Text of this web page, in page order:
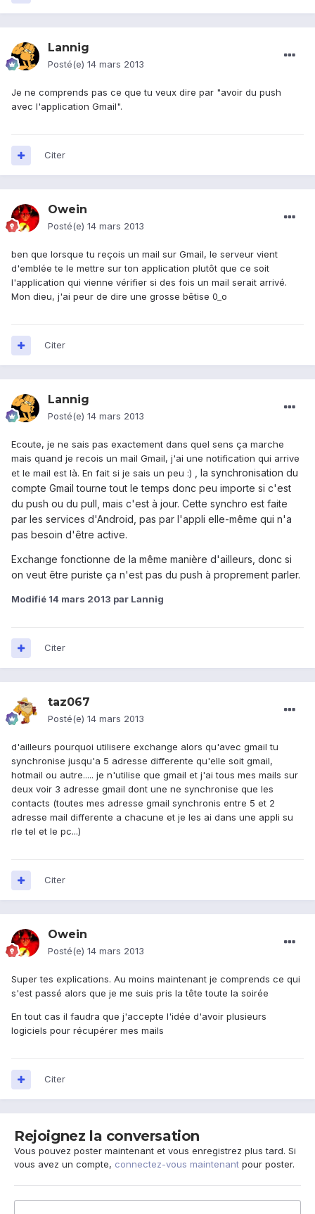
Lannig
Posté(e) 14 mars 2013
Je ne comprends pas ce que tu veux dire par "avoir du push
avec l'application Gmail".
Citer
Owein
Posté(e) 14 mars 2013
ben que lorsque tu reçois un mail sur Gmail, le serveur vient
d'emblée te le mettre sur ton application plutôt que ce soit
l'application qui vienne vérifier si des fois un mail serait arrivé.
Mon dieu, j'ai peur de dire une grosse bêtise 0_o
Citer
Lannig
Posté(e) 14 mars 2013
Ecoute, je ne sais pas exactement dans quel sens ça marche
mais quand je recois un mail Gmail, j'ai une notification qui arrive
et le mail est là. En fait si je sais un peu :) , la synchronisation du
compte Gmail tourne tout le temps donc peu importe si c'est
du push ou du pull, mais c'est à jour. Cette synchro est faite
par les services d'Android, pas par l'appli elle-même qui n'a
pas besoin d'être active.
Exchange fonctionne de la même manière d'ailleurs, donc si
on veut être puriste ça n'est pas du push à proprement parler.
Modifié 14 mars 2013 par Lannig
Citer
taz067
Posté(e) 14 mars 2013
d'ailleurs pourquoi utilisere exchange alors qu'avec gmail tu
synchronise jusqu'a 5 adresse differente qu'elle soit gmail,
hotmail ou autre..... je n'utilise que gmail et j'ai tous mes mails sur
deux voir 3 adresse gmail dont une ne synchronise que les
contacts (toutes mes adresse gmail synchronis entre 5 et 2
adresse mail differente a chacune et je les ai dans une appli su
rle tel et le pc...)
Citer
Owein
Posté(e) 14 mars 2013
Super tes explications. Au moins maintenant je comprends ce qui
s'est passé alors que je me suis pris la tête toute la soirée
En tout cas il faudra que j'accepte l'idée d'avoir plusieurs
logiciels pour récupérer mes mails
Citer
Rejoignez la conversation
Vous pouvez poster maintenant et vous enregistrez plus tard. Si
vous avez un compte, connectez-vous maintenant pour poster.